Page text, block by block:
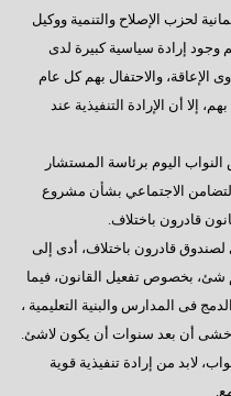
لحزب الإصلاح والتنمية ووكيل
إرادة سياسية كبيرة لدى
والاحتفال بهم كل عام
إلا أن الإرادة التنفيذية عند
اليوم برئاسة المستشار
الاجتماعي بشأن مشروع
قادرون باختلاف.
لصندوق قادرون باختلاف، أدى إلى
شئ، بخصوص تفعيل القانون، فيما
فى المدارس والبنية التعليمية ،
أن بعد سنوات أن يكون لاشئ.
لابد من إرادة تنفيذية قوية